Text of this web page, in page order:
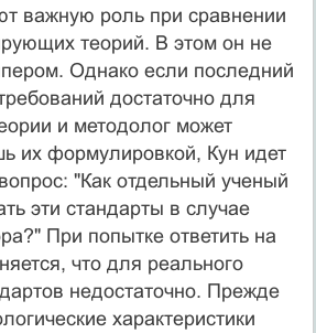
важную роль при сравнении
теорий. В этом он не
Однако если последний
достаточно для
и методолог может
их формулировкой, Кун идет
"Как отдельный ученый
эти стандарты в случае
При попытке ответить на
что для реального
недостаточно. Прежде
характеристики